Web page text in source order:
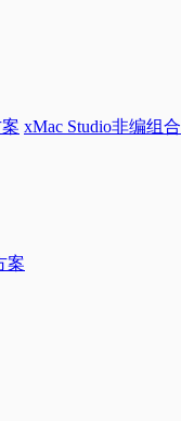
xMac Studio非编组合
案